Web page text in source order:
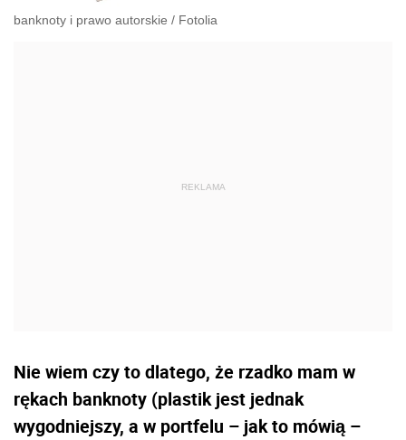
banknoty i prawo autorskie / Fotolia
Nie wiem czy to dlatego, że rzadko mam w
rękach banknoty (plastik jest jednak
wygodniejszy, a w portfelu – jak to mówią –